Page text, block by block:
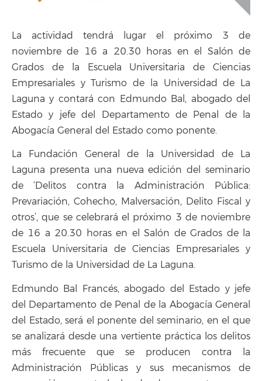
La actividad tendrá lugar el próximo 3 de
noviembre de 16 a 20.30 horas en el Salón de
Grados de la Escuela Universitaria de Ciencias
Empresariales y Turismo de la Universidad de La
Laguna y contará con Edmundo Bal, abogado del
Estado y jefe del Departamento de Penal de la
Abogacía General del Estado como ponente.
La Fundación General de la Universidad de La
Laguna presenta una nueva edición del seminario
de ‘Delitos contra la Administración Pública:
Prevariación, Cohecho, Malversación, Delito Fiscal y
otros’, que se celebrará el próximo 3 de noviembre
de 16 a 20.30 horas en el Salón de Grados de la
Escuela Universitaria de Ciencias Empresariales y
Turismo de la Universidad de La Laguna.
Edmundo Bal Francés, abogado del Estado y jefe
del Departamento de Penal de la Abogacía General
del Estado, será el ponente del seminario, en el que
se analizará desde una vertiente práctica los delitos
más frecuente que se producen contra la
Administración Públicas y sus mecanismos de